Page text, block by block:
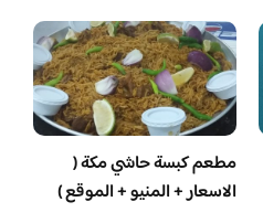
مطعم كبسة حاشي مكة (
الاسعار + المنيو + الموقع )